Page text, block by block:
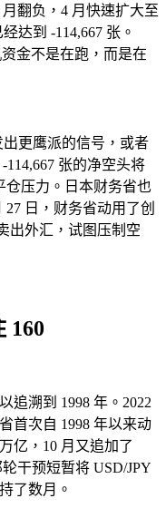
翻负，4 月快速扩大至
达到 -114,667 张。
金不是在跑，而是在
更鹰派的信号，或者
张的净空头将
仓压力。日本财务省也
日，财务省动用了创
出外汇，试图压制空
160
追溯到 1998 年。2022
首次自 1998 年以来动
亿，10 月又追加了
干预短暂将 USD/JPY
了数月。